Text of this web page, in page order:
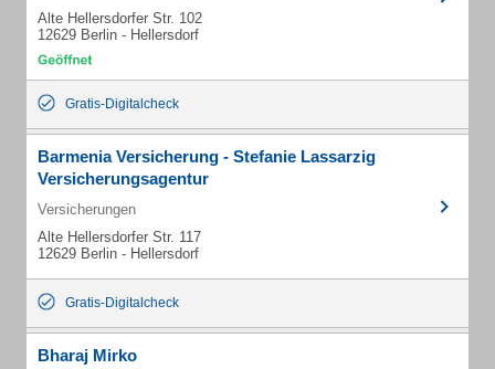
Alte Hellersdorfer Str. 102
12629 Berlin - Hellersdorf
Gratis-Digitalcheck
Barmenia Versicherung - Stefanie Lassarzig
Versicherungsagentur
Versicherungen
Alte Hellersdorfer Str. 117
12629 Berlin - Hellersdorf
Gratis-Digitalcheck
Bharaj Mirko